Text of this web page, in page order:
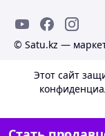
© Satu.kz —
Этот сайт